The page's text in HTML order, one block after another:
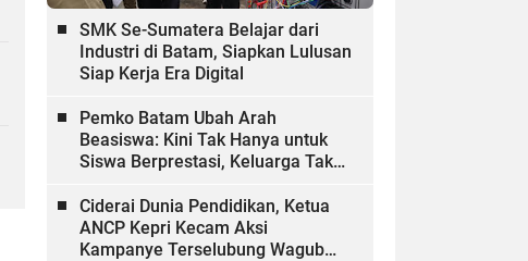
SMK Se-Sumatera Belajar dari
Industri di Batam, Siapkan Lulusan
Siap Kerja Era Digital
Pemko Batam Ubah Arah
Beasiswa: Kini Tak Hanya untuk
Siswa Berprestasi, Keluarga Tak
Dibiayai
Ciderai Dunia Pendidikan, Ketua
ANCP Kepri Kecam Aksi
Kampanye Terselubung Wagub